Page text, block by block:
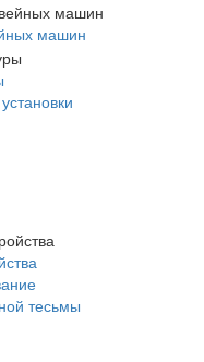
машин
тесьмы